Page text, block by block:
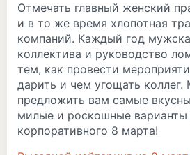
Отмечать главный женский
и в то же время хлопотная
компаний. Каждый год
коллектива и руководство
тем, как провести
дарить и чем угощать
предложить вам самые
милые и роскошные варианты
корпоративного 8 марта!